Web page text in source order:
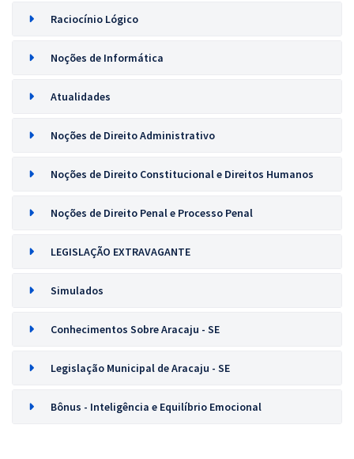
Raciocínio Lógico
Noções de Informática
Atualidades
Noções de Direito Administrativo
Noções de Direito Constitucional e Direitos Humanos
Noções de Direito Penal e Processo Penal
LEGISLAÇÃO EXTRAVAGANTE
Simulados
Conhecimentos Sobre Aracaju - SE
Legislação Municipal de Aracaju - SE
Bônus - Inteligência e Equilíbrio Emocional